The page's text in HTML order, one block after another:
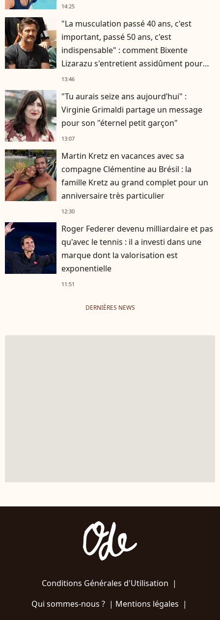
14:25
"La musculation passé 40 ans, c'est
important, passé 50 ans, c'est
indispensable" : comment Bixente
Lizarazu s'entretient assidûment pour
rester musclé à 56 ans ?
13:46
"Tu aurais seize ans aujourd’hui" :
Virginie Grimaldi partage un message
pour son "éternel petit garçon"
13:07
Martin Kretz en vacances avec sa
compagne Clémentine au Brésil : la
famille Kretz au grand complet pour un
anniversaire très particulier
12:30
Roger Federer devenu milliardaire et pas
qu'avec le tennis : il a investi dans une
marque dont la valorisation est
exponentielle
11:51
DERNIÈRES NEWS
Conditions Générales d'Utilisation |
Qui sommes-nous ?| Mentions légales |